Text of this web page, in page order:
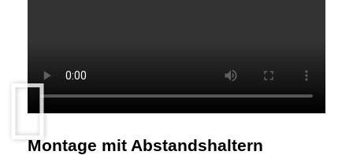
Montage mit Abstandshaltern